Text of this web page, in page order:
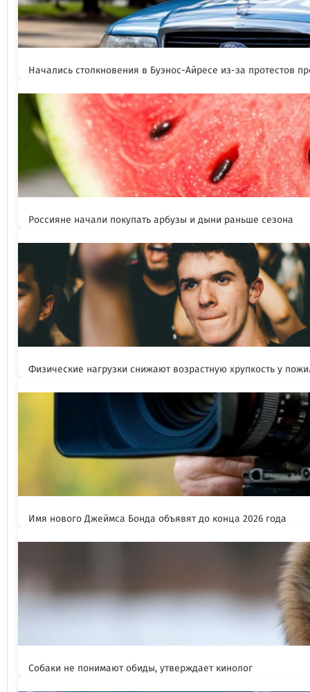
Начались столкновения в Буэнос-Айресе из-за протестов
Россияне начали покупать арбузы и дыни раньше сезона
Физические нагрузки снижают возрастную хрупкость у
Имя нового Джеймса Бонда объявят до конца 2026 года
Собаки не понимают обиды, утверждает кинолог